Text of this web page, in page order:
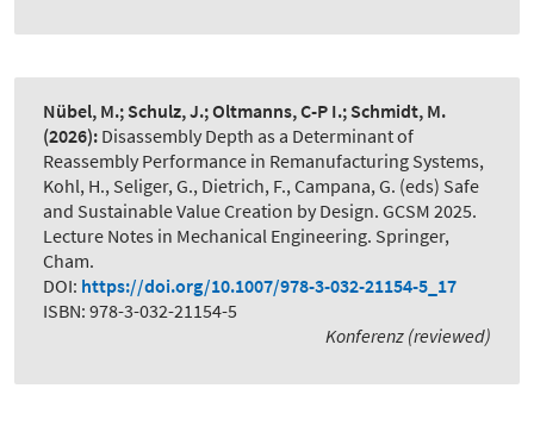
Nübel, M.; Schulz, J.; Oltmanns, C-P I.; Schmidt, M.
(2026): Disassembly Depth as a Determinant of
Reassembly Performance in Remanufacturing Systems,
Kohl, H., Seliger, G., Dietrich, F., Campana, G. (eds) Safe
and Sustainable Value Creation by Design. GCSM 2025.
Lecture Notes in Mechanical Engineering. Springer,
Cham.
DOI: https://doi.org/10.1007/978-3-032-21154-5_17
ISBN: 978-3-032-21154-5
Konferenz (reviewed)